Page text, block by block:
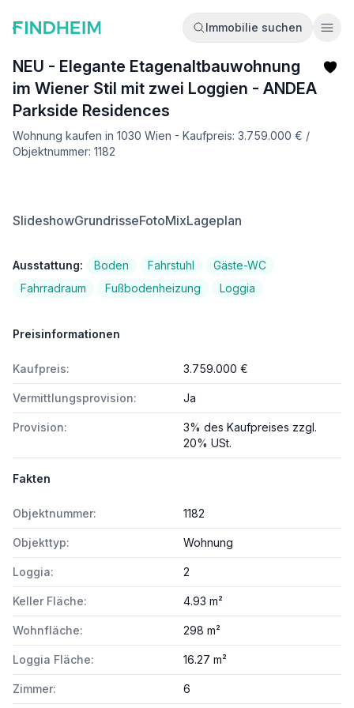
Immobilie suchen
NEU - Elegante Etagenaltbauwohnung
im Wiener Stil mit zwei Loggien - ANDEA
Parkside Residences
Wohnung kaufen in 1030 Wien - Kaufpreis: 3.759.000 € /
Objektnummer: 1182
SlideshowGrundrisseFotoMixLageplan
Ausstattung: Boden Fahrstuhl
Gäste-WC
Fahrradraum
Fußbodenheizung Loggia
Preisinformationen
Kaufpreis: 3.759.000 €
Vermittlungsprovision: Ja
Provision:
3% des Kaufpreises zzgl.
20% USt.
Fakten
Objektnummer: 1182
Objekttyp: Wohnung
Loggia: 2
Keller Fläche: 4.93 m²
Wohnfläche: 298 m²
Loggia Fläche: 16.27 m²
Zimmer: 6